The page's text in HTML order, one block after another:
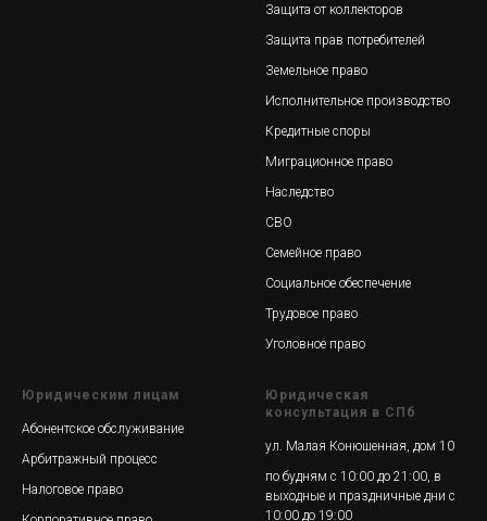
Защита от коллекторов
Защита прав потребителей
Земельное право
Исполнительное производство
Кредитные споры
Миграционное право
Наследство
СВО
Семейное право
Социальное обеспечение
Трудовое право
Уголовное право
Юридическим лицам
Абонентское обслуживание
Арбитражный процесс
Налоговое право
Юридическая
консультация в СПб
ул. Малая Конюшенная, дом 10
по будням с 10:00 до 21:00, в
выходные и праздничные дни с
10:00 до 19:00